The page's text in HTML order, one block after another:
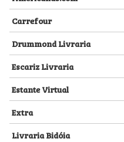
Carrefour
Drummond Livraria
Escariz Livraria
Estante Virtual
Extra
Livraria Bidóia